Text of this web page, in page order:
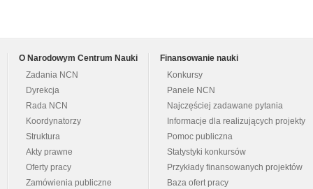
O Narodowym Centrum Nauki
Zadania NCN
Dyrekcja
Rada NCN
Koordynatorzy
Struktura
Akty prawne
Oferty pracy
Zamówienia publiczne
Finansowanie nauki
Konkursy
Panele NCN
Najczęściej zadawane pytania
Informacje dla realizujących projekty
Pomoc publiczna
Statystyki konkursów
Przykłady finansowanych projektów
Baza ofert pracy